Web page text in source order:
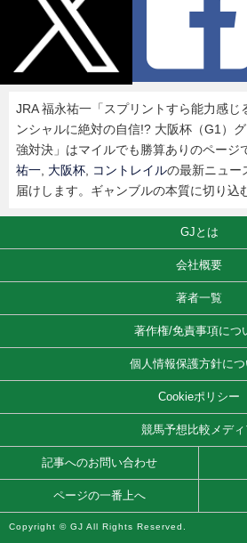
JRA 福永祐一「スプリントすら能力感じ
ンシャルに絶対の自信!? 大阪杯（G1）
強対決」はマイルでも勝算ありのページ
祐一, 大阪杯, コントレイルの最新ニュー
届けします。ギャンブルの本質に切り込
GJとは
会社概要
著者一覧
著作権/免責事項につ
個人情報保護方針につ
Cookieポリシー
競馬予想比較メディ
記事へのお問い合わせ
ページの一番上へ
Copyright © GJ All Rights Reserved.